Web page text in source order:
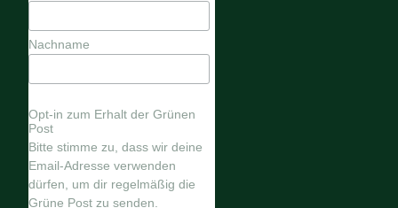
Nachname
Opt-in zum Erhalt der Grünen
Post
Bitte stimme zu, dass wir deine
Email-Adresse verwenden
dürfen, um dir regelmäßig die
Grüne Post zu senden.